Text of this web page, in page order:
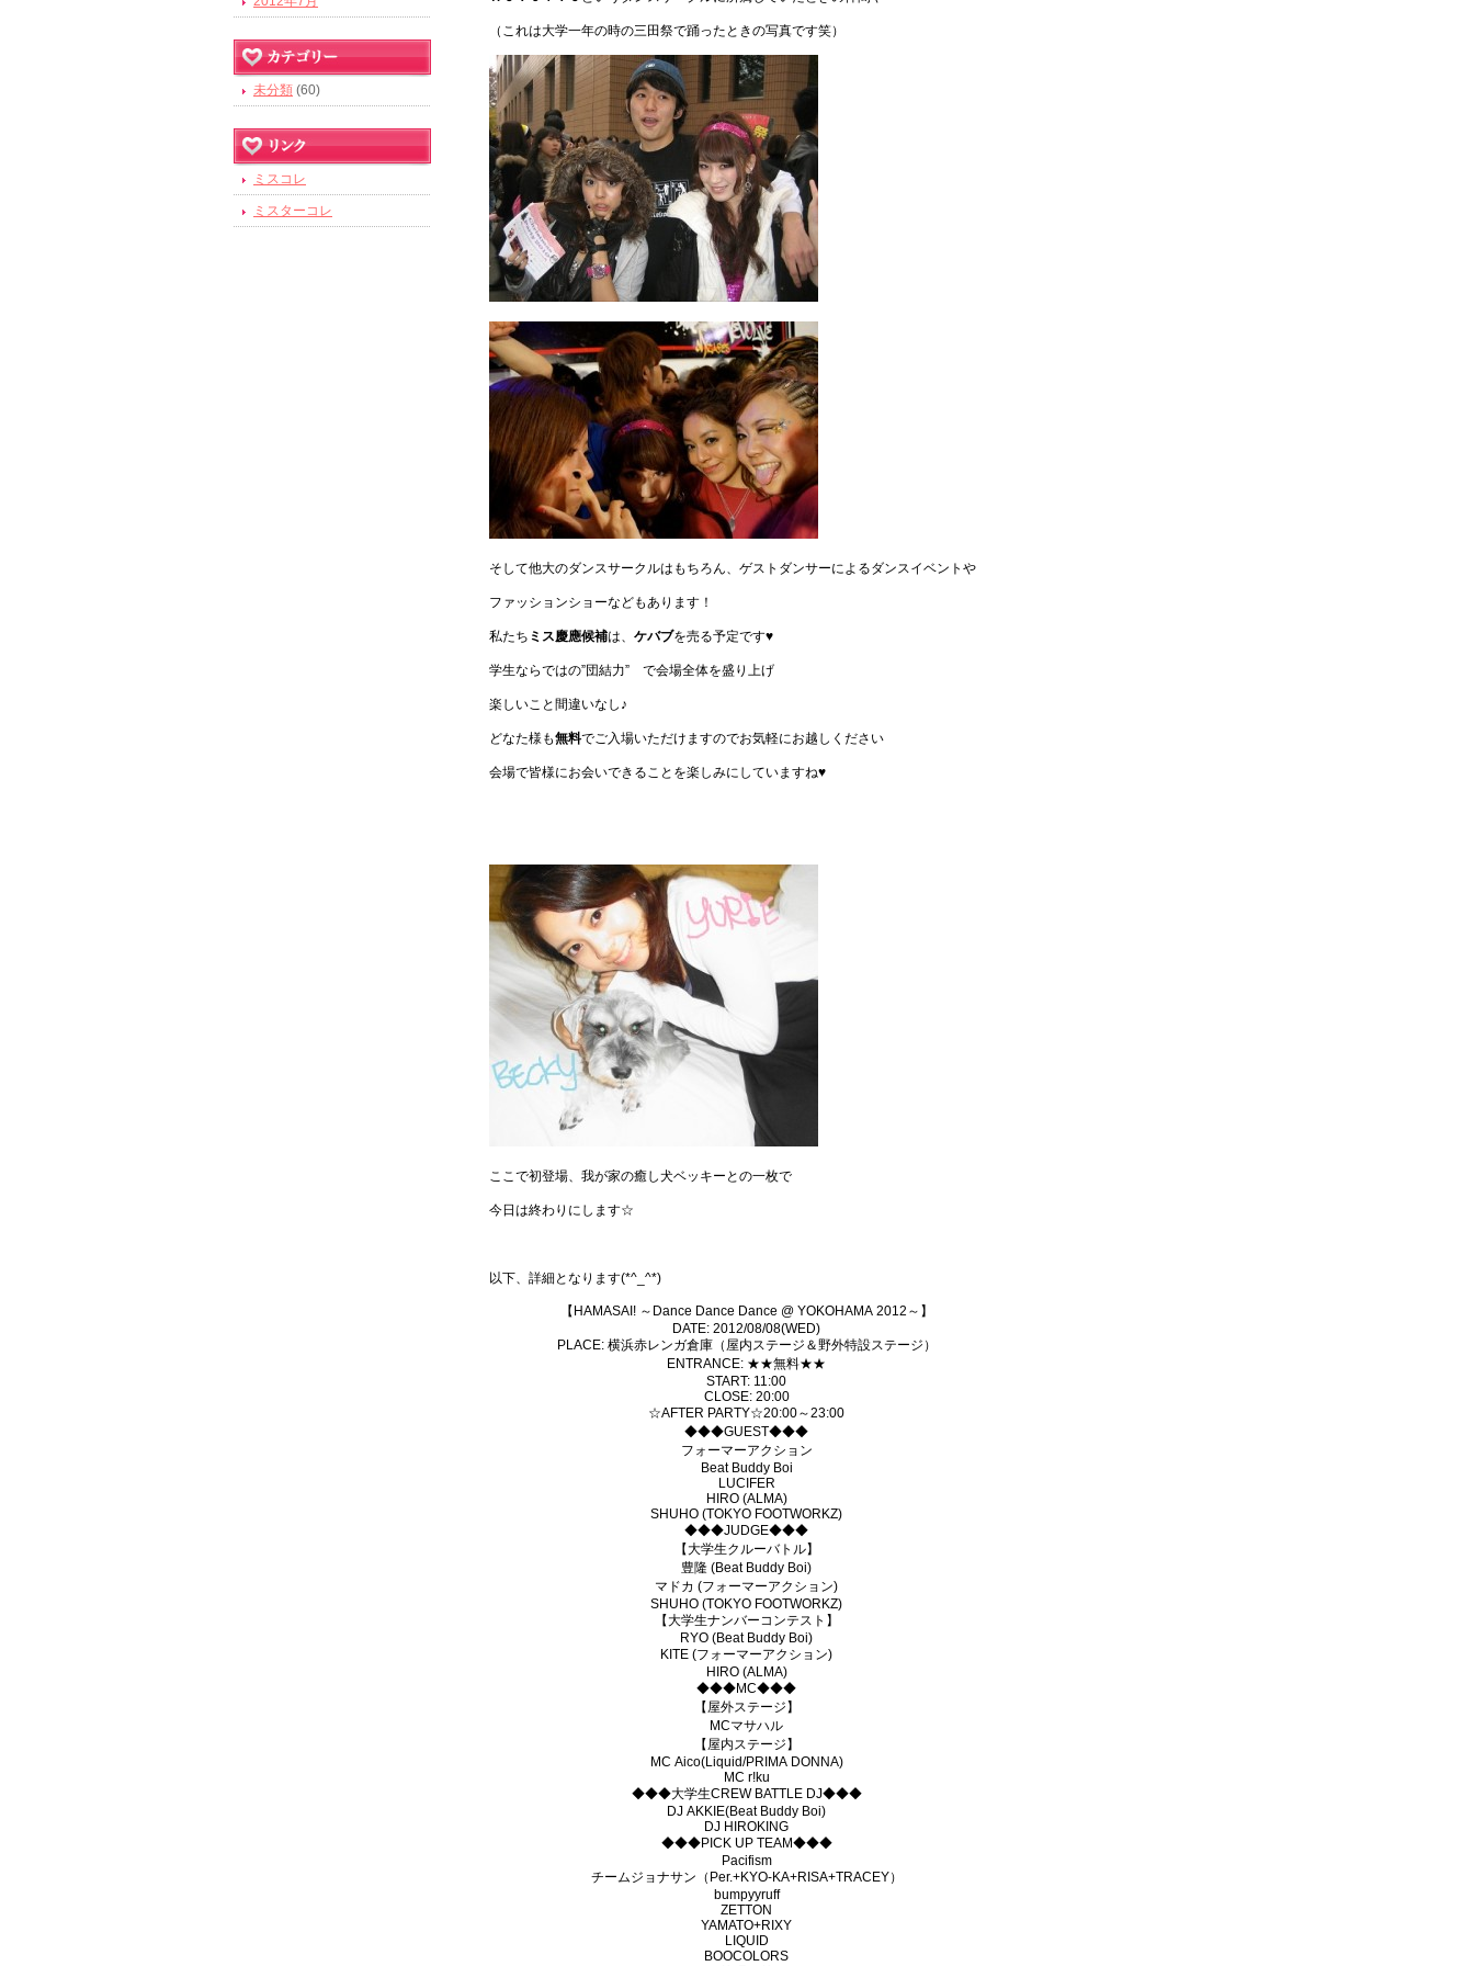
（これは大学一年の時の三田祭で踊ったときの写真です笑）
そして他大のダンスサークルはもちろん、ゲストダンサーによるダンスイベントや
ファッションショーなどもあります！
私たち ミス慶應候補は、 ケバブを売る予定です♥
学生ならではの”団結力” で会場全体を盛り上げ
楽しいこと間違いなし♪
どなた様も無料でご入場いただけますのでお気軽にお越しください
会場で皆様にお会いできることを楽しみにしていますね♥
ここで初登場、我が家の癒し犬ベッキーとの一枚で
今日は終わりにします☆
以下、詳細となります(*^_^*)
【HAMASAI! ～Dance Dance Dance @ YOKOHAMA 2012～】
DATE: 2012/08/08(WED)
PLACE: 横浜赤レンガ倉庫（屋内ステージ＆野外特設ステージ）
ENTRANCE: ★★無料★★
START: 11:00
CLOSE: 20:00
☆AFTER PARTY☆20:00～23:00
◆◆◆GUEST◆◆◆
フォーマーアクション
Beat Buddy Boi
LUCIFER
HIRO (ALMA)
SHUHO (TOKYO FOOTWORKZ)
◆◆◆JUDGE◆◆◆
【大学生クルーバトル】
豊隆 (Beat Buddy Boi)
マドカ (フォーマーアクション)
SHUHO (TOKYO FOOTWORKZ)
【大学生ナンバーコンテスト】
RYO (Beat Buddy Boi)
KITE (フォーマーアクション)
HIRO (ALMA)
◆◆◆MC◆◆◆
【屋外ステージ】
MCマサハル
【屋内ステージ】
MC Aico(Liquid/PRIMA DONNA)
MC r!ku
◆◆◆大学生CREW BATTLE DJ◆◆◆
DJ AKKIE(Beat Buddy Boi)
DJ HIROKING
◆◆◆PICK UP TEAM◆◆◆
Pacifism
チームジョナサン（Per.+KYO-KA+RISA+TRACEY）
bumpyyruff
ZETTON
YAMATO+RIXY
LIQUID
BOOCOLORS
未分類 (60)
ミスコレ
ミスターコレ